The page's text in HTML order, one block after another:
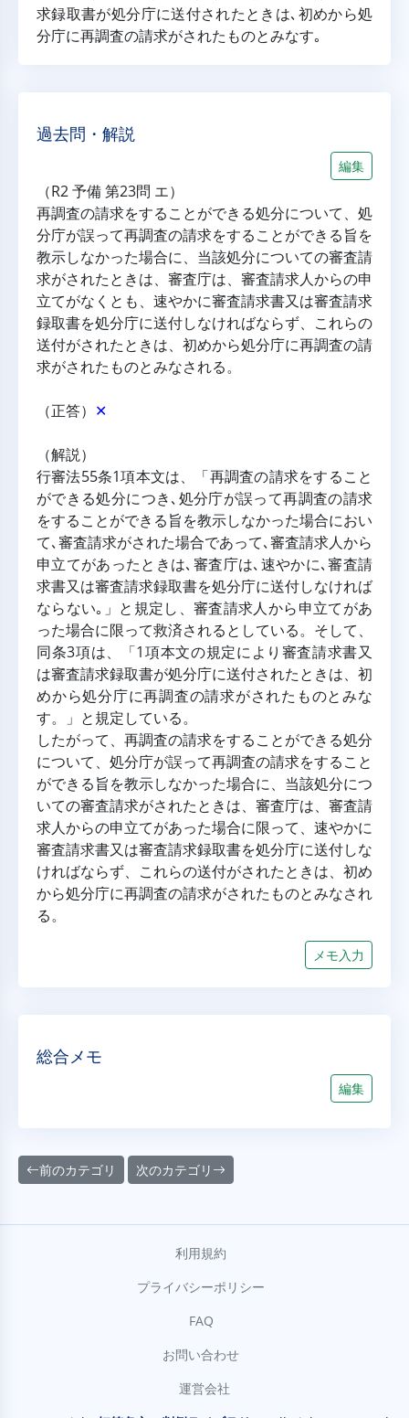
求録取書が処分庁に送付されたときは､初めから処
分庁に再調査の請求がされたものとみなす｡
過去問・解説
編集
（R2 予備 第23問 エ）
再調査の請求をすることができる処分について、処
分庁が誤って再調査の請求をすることができる旨を
教示しなかった場合に、当該処分についての審査請
求がされたときは、審査庁は、審査請求人からの申
立てがなくとも、速やかに審査請求書又は審査請求
録取書を処分庁に送付しなければならず、これらの
送付がされたときは、初めから処分庁に再調査の請
求がされたものとみなされる。
（正答） ✕
（解説）
行審法55条1項本文は、「再調査の請求をすること
ができる処分につき､処分庁が誤って再調査の請求
をすることができる旨を教示しなかった場合におい
て､審査請求がされた場合であって､審査請求人から
申立てがあったときは､審査庁は､速やかに､審査請
求書又は審査請求録取書を処分庁に送付しなければ
ならない｡」と規定し、審査請求人から申立てがあ
った場合に限って救済されるとしている。そして、
同条3項は、「1項本文の規定により審査請求書又
は審査請求録取書が処分庁に送付されたときは、初
めから処分庁に再調査の請求がされたものとみな
す。」と規定している。
したがって、再調査の請求をすることができる処分
について、処分庁が誤って再調査の請求をすること
ができる旨を教示しなかった場合に、当該処分につ
いての審査請求がされたときは、審査庁は、審査請
求人からの申立てがあった場合に限って、速やかに
審査請求書又は審査請求録取書を処分庁に送付しな
ければならず、これらの送付がされたときは、初め
から処分庁に再調査の請求がされたものとみなされ
る。
メモ入力
総合メモ
編集
前のカテゴリ 次のカテゴリ
利用規約
プライバシーポリシー
FAQ
お問い合わせ
運営会社